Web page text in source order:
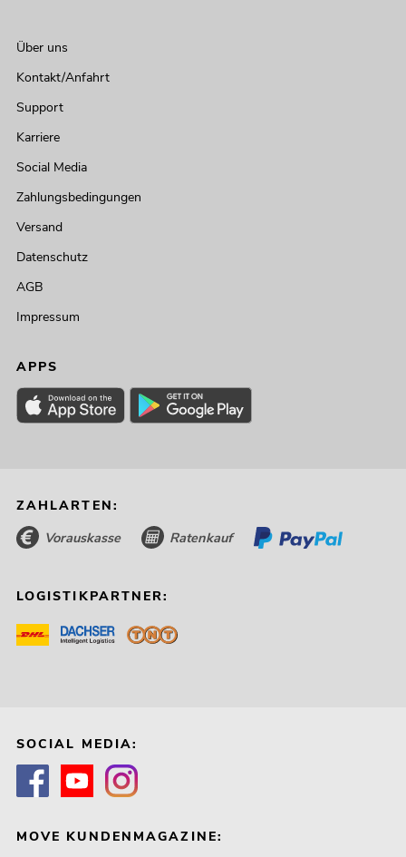
Über uns
Kontakt/Anfahrt
Support
Karriere
Social Media
Zahlungsbedingungen
Versand
Datenschutz
AGB
Impressum
APPS
ZAHLARTEN:
Vorauskasse Ratenkauf
LOGISTIKPARTNER:
SOCIAL MEDIA:
MOVE KUNDENMAGAZINE: